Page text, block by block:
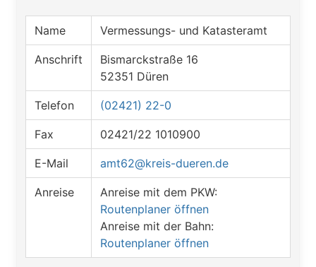
Name Vermessungs- und Katasteramt
Anschrift
Bismarckstraße 16
52351 Düren
Telefon (02421) 22-0
Fax 02421/22 1010900
E-Mail amt62@kreis-dueren.de
Anreise
Anreise mit dem PKW:
Routenplaner öffnen
Anreise mit der Bahn:
Routenplaner öffnen